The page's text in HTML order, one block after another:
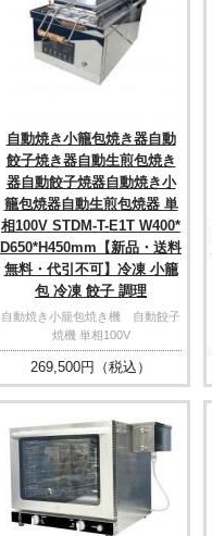
自動焼き小籠包焼き器自動
餃子焼き器自動生煎包焼き
器自動餃子焼器自動焼き小
籠包焼器自動生煎包焼器 単
相100V STDM-T-E1T W400*
D650*H450mm【新品・送料
無料・代引不可】冷凍 小籠
包 冷凍 餃子 調理
自動焼き小籠包焼き機 自動餃子
焼機 単相100V
269,500円（税込）